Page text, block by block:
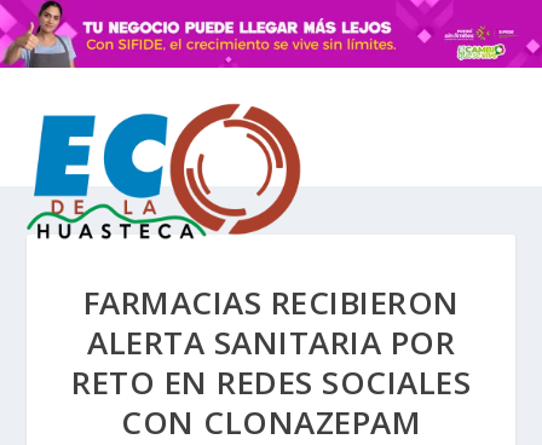
FARMACIAS RECIBIERON
ALERTA SANITARIA POR
RETO EN REDES SOCIALES
CON CLONAZEPAM